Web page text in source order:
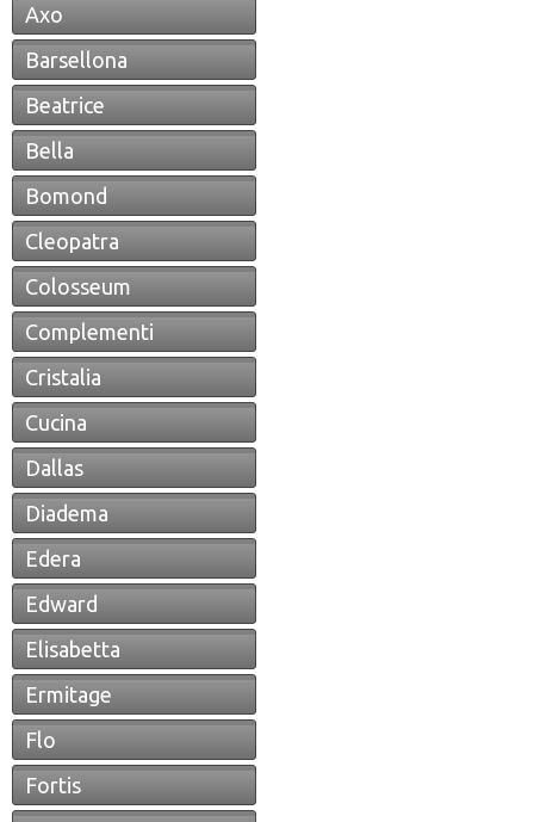
Axo
Barsellona
Beatrice
Bella
Bomond
Cleopatra
Colosseum
Complementi
Cristalia
Cucina
Dallas
Diadema
Edera
Edward
Elisabetta
Ermitage
Flo
Fortis